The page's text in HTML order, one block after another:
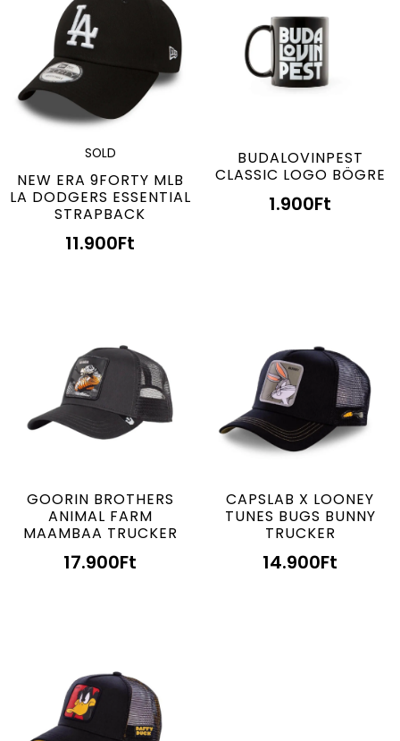
SOLD
NEW ERA 9FORTY MLB
LA DODGERS ESSENTIAL
STRAPBACK
11.900Ft
BUDALOVINPEST
CLASSIC LOGO BÖGRE
1.900Ft
GOORIN BROTHERS
ANIMAL FARM
MAAMBAA TRUCKER
17.900Ft
CAPSLAB X LOONEY
TUNES BUGS BUNNY
TRUCKER
14.900Ft